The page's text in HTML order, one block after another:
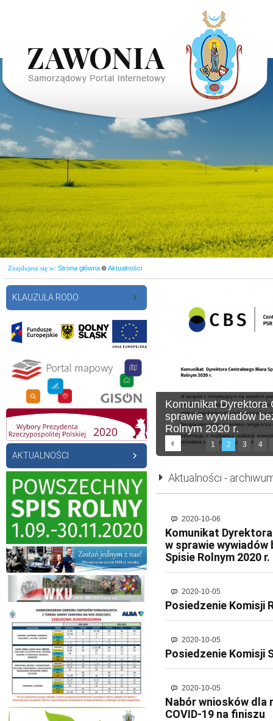
Znajdujesz się w: Strona główna Aktualności
KLAUZULA RODO
AKTUALNOŚCI
Komunikat Dyrektora
sprawie wywiadów
Rolnym 2020 r.
1 2 3 4
Aktualności -
2020-10-06
Komunikat
w sprawie
Spisie Rolnym 2020 r.
2020-10-05
Posiedzenie Komisji
2020-10-05
Posiedzenie Komisji
2020-10-05
Nabór wniosków dla
COVID-19 na finiszu